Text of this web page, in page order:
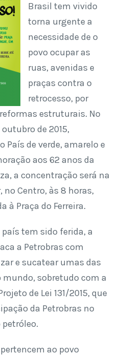
Brasil tem vivido
torna urgente a
necessidade de o
povo ocupar as
ruas, avenidas e
praças contra o
retrocesso, por
estruturais. No
de 2015,
País de verde, amarelo e
aos 62 anos da
a concentração será na
no Centro, às 8 horas,
à Praça do Ferreira.
tem sido ferida, a
a Petrobras com
e sucatear umas das
mundo, sobretudo com a
de Lei 131/2015, que
da Petrobras no
ao povo